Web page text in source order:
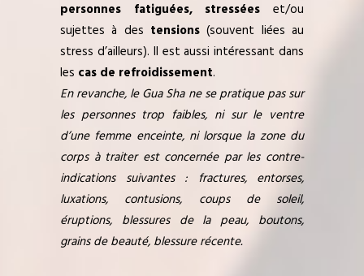
personnes fatiguées, stressées et/ou
sujettes à des tensions(souvent liées au
stress d’ailleurs). Il est aussi intéressant dans
les cas de refroidissement.
En revanche, le Gua Sha ne se pratique pas sur
les personnes trop faibles, ni sur le ventre
d’une femme enceinte, ni lorsque la zone du
corps à traiter est concernée par les contre-
indications suivantes : fractures, entorses,
luxations, contusions, coups de soleil,
éruptions, blessures de la peau, boutons,
grains de beauté, blessure récente.